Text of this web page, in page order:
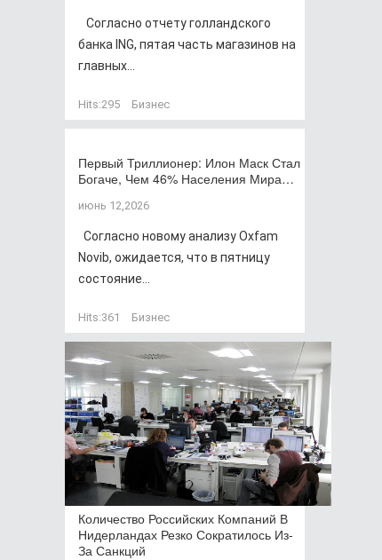
Согласно отчету голландского
банка ING, пятая часть магазинов на
главных...
Hits:295 Бизнес
Первый Триллионер: Илон Маск Стал
Богаче, Чем 46% Населения Мира…
июнь 12,2026
Согласно новому анализу Oxfam
Novib, ожидается, что в пятницу
состояние...
Hits:361 Бизнес
Количество Российских Компаний В
Нидерландах Резко Сократилось Из-
За Санкций